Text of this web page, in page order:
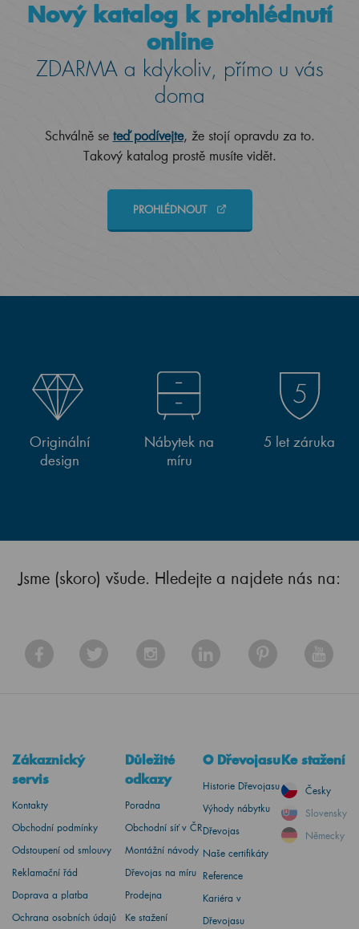
Nový katalog k prohlédnutí
online
ZDARMA a kdykoliv, přímo u vás
doma
Schválně se teď podívejte, že stojí opravdu za to.
Takový katalog prostě musíte vidět.
PROHLÉDNOUT
Originální
design
Nábytek na
míru
5 let záruka
Jsme (skoro) všude. Hledejte a najdete nás na:
Zákaznický
servis
Kontakty
Obchodní podmínky
Odstoupení od smlouvy
Reklamační řád
Doprava a platba
Ochrana osobních údajů
Důležité
odkazy
Poradna
Obchodní síť v ČR
Montážní návody
Dřevojas na míru
Prodejna
Ke stažení
O Dřevojasu
Historie Dřevojasu
Výhody nábytku
Dřevojas
Naše certifikáty
Reference
Kariéra v
Dřevojasu
Ke stažení
Česky
Slovensky
Německy